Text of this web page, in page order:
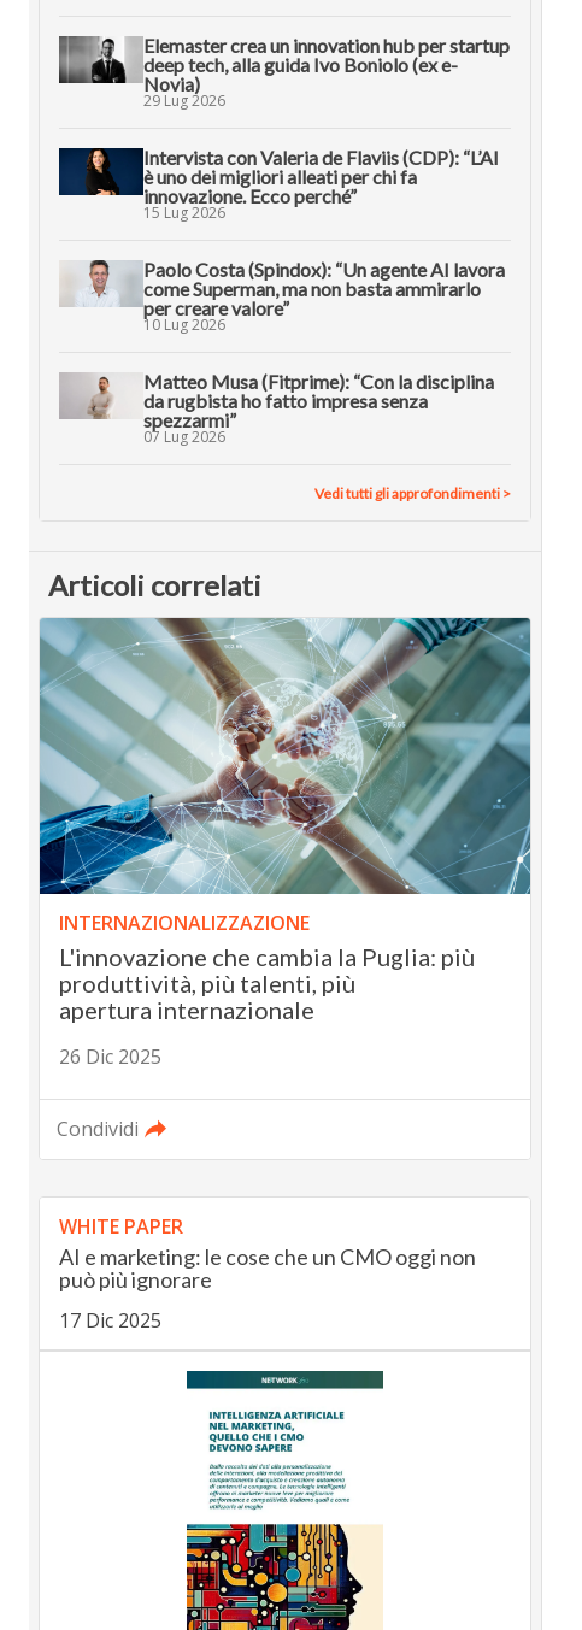
Elemaster crea un innovation hub per startup
deep tech, alla guida Ivo Boniolo (ex e-
Novia)
29 Lug 2026
Intervista con Valeria de Flaviis (CDP): “L’AI
è uno dei migliori alleati per chi fa
innovazione. Ecco perché”
15 Lug 2026
Paolo Costa (Spindox): “Un agente AI lavora
come Superman, ma non basta ammirarlo
per creare valore”
10 Lug 2026
Matteo Musa (Fitprime): “Con la disciplina
da rugbista ho fatto impresa senza
spezzarmi”
07 Lug 2026
Vedi tutti gli approfondimenti >
Articoli correlati
INTERNAZIONALIZZAZIONE
L'innovazione che cambia la Puglia: più
produttività, più talenti, più
apertura internazionale
26 Dic 2025
Condividi
WHITE PAPER
AI e marketing: le cose che un CMO oggi non
può più ignorare
17 Dic 2025